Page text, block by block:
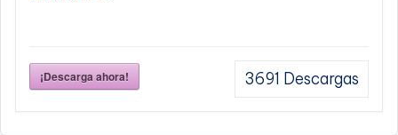
¡Descarga ahora! 3691 Descargas